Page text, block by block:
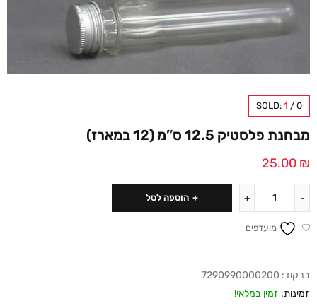
SOLD: 1 / 0
מבחנת פלסטיק 12.5 ס”מ (12 במארז)
25.00 ₪
הוספה לסל
מועדפים
ברקוד: 7290990000200
זמינות: זמין במלאי!